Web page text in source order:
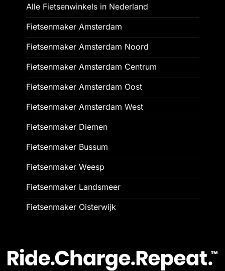
Alle Fietsenwinkels in Nederland
Fietsenmaker Amsterdam
Fietsenmaker Amsterdam Noord
Fietsenmaker Amsterdam Centrum
Fietsenmaker Amsterdam Oost
Fietsenmaker Amsterdam West
Fietsenmaker Diemen
Fietsenmaker Bussum
Fietsenmaker Weesp
Fietsenmaker Landsmeer
Fietsenmaker Oisterwijk